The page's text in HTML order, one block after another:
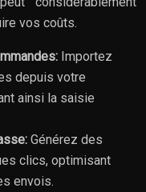
vos coûts.
Importez
depuis votre
ainsi la saisie
Générez des
clics, optimisant
envois.